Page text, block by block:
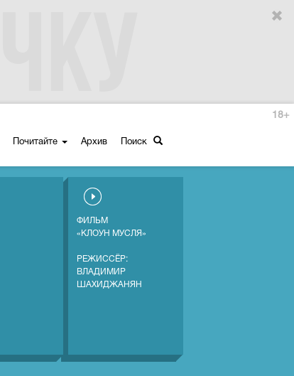
Почитайте Архив Поиск
18+
ФИЛЬМ
«КЛОУН МУСЛЯ»
РЕЖИССЁР:
ВЛАДИМИР
ШАХИДЖАНЯН